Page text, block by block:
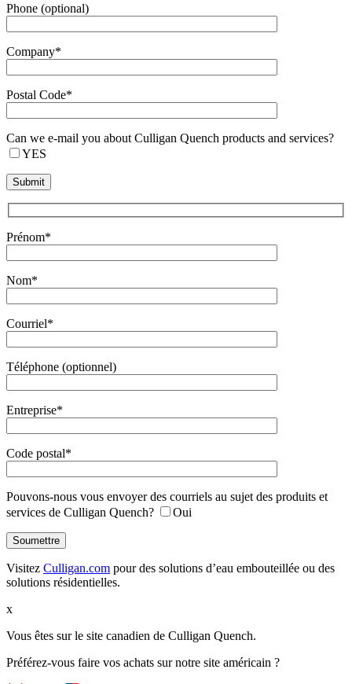
Phone (optional)
Company*
Postal Code*
Can we e-mail you about Culligan Quench products and services?
YES
Prénom*
Nom*
Courriel*
Téléphone (optionnel)
Entreprise*
Code postal*
Pouvons-nous vous envoyer des courriels au sujet des produits et
services de Culligan Quench?
Oui
Visitez Culligan.com pour des solutions d’eau embouteillée ou des
solutions résidentielles.
x
Vous êtes sur le site canadien de Culligan Quench.
Préférez-vous faire vos achats sur notre site américain ?